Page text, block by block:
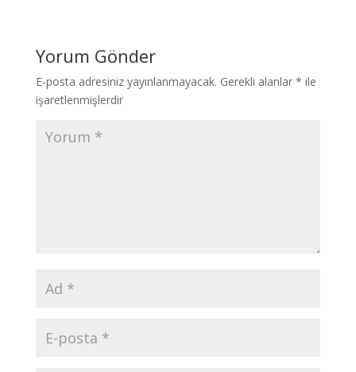
Yorum Gönder
E-posta adresiniz yayınlanmayacak. Gerekli alanlar * ile
işaretlenmişlerdir